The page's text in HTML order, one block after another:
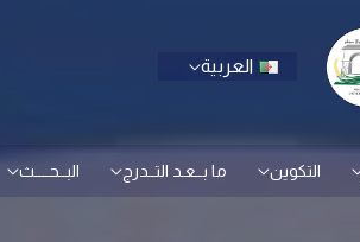
العربية
التكوين ما بــعـد التــدرج البــحــــث